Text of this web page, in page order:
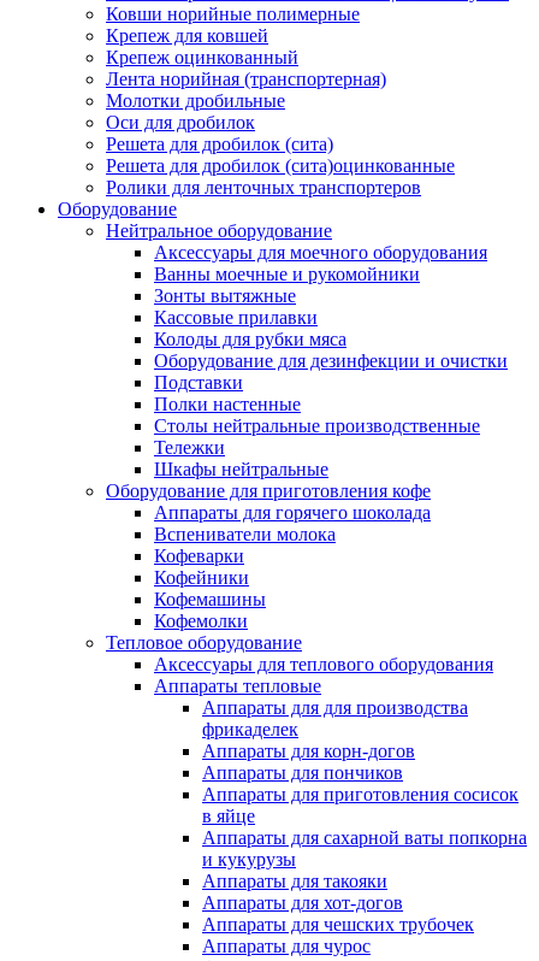
Ковши норийные полимерные
Крепеж для ковшей
Крепеж оцинкованный
Лента норийная (транспортерная)
Молотки дробильные
Оси для дробилок
Решета для дробилок (сита)
Решета для дробилок (сита)оцинкованные
Ролики для ленточных транспортеров
Оборудование
Нейтральное оборудование
Аксессуары для моечного оборудования
Ванны моечные и рукомойники
Зонты вытяжные
Кассовые прилавки
Колоды для рубки мяса
Оборудование для дезинфекции и очистки
Подставки
Полки настенные
Столы нейтральные производственные
Тележки
Шкафы нейтральные
Оборудование для приготовления кофе
Аппараты для горячего шоколада
Вспениватели молока
Кофеварки
Кофейники
Кофемашины
Кофемолки
Тепловое оборудование
Аксессуары для теплового оборудования
Аппараты тепловые
Аппараты для для производства
фрикаделек
Аппараты для корн-догов
Аппараты для пончиков
Аппараты для приготовления сосисок
в яйце
Аппараты для сахарной ваты попкорна
и кукурузы
Аппараты для такояки
Аппараты для хот-догов
Аппараты для чешских трубочек
Аппараты для чурос